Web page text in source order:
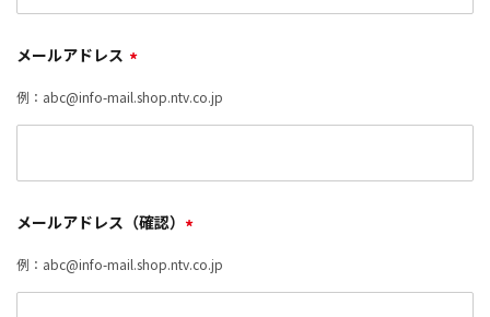
メールアドレス *
例：abc@info-mail.shop.ntv.co.jp
メールアドレス（確認） *
例：abc@info-mail.shop.ntv.co.jp